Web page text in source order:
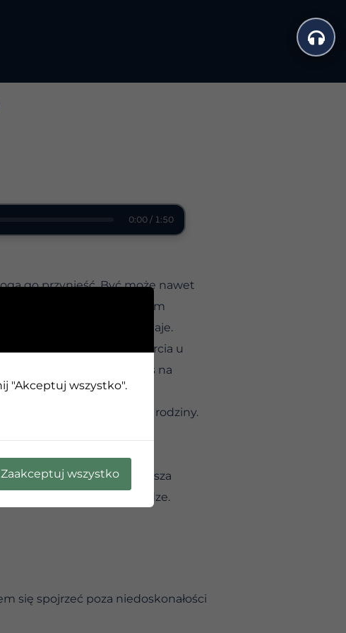
0:00 / 1:50
go przynieść. Być może nawet
się w naszym życiu, czasem
okazuje się, że coś nam daje.
do poszukiwania wsparcia u
otwierają nas na
do tej samej ludzkiej rodziny.
do siebie rękę i
nowe zrozumienie i głębsza
kroku na naszej drodze.
się spojrzeć poza niedoskonałości
"Akceptuj wszystko".
Zaakceptuj wszystko